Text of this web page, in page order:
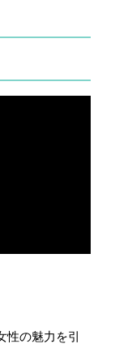
性の魅力を引